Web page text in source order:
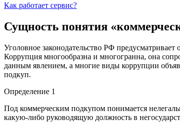
Как работает сервис?
Сущность понятия
Уголовное законодательство РФ
Коррупция многообразна и многогранна, она
данным явлением, а многие виды коррупции
подкуп.
Определение 1
Под коммерческим подкупом понимается
какую-либо руководящую должность в